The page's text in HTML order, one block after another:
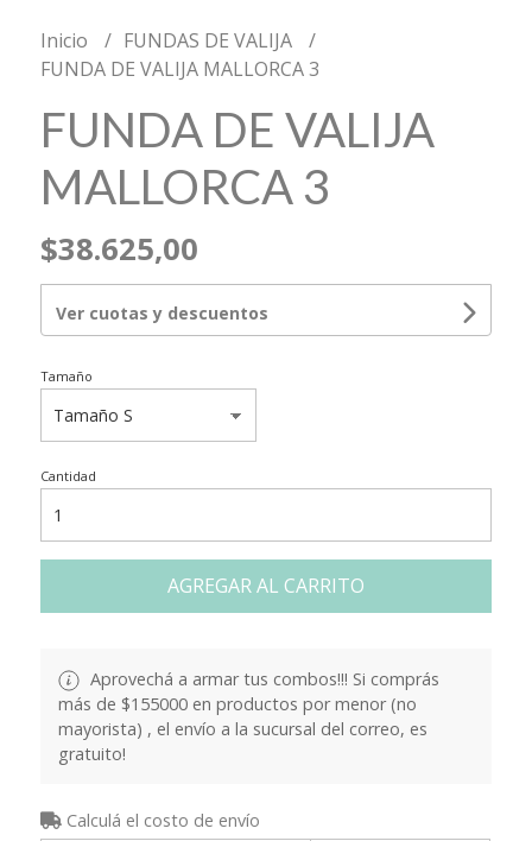
Inicio
FUNDAS DE VALIJA
FUNDA DE VALIJA MALLORCA 3
FUNDA DE VALIJA
MALLORCA 3
$38.625,00
Ver cuotas y descuentos
Tamaño
Cantidad
AGREGAR AL CARRITO
Aprovechá a armar tus combos!!! Si comprás
más de $155000 en productos por menor (no
mayorista) , el envío a la sucursal del correo, es
gratuito!
Calculá el costo de envío